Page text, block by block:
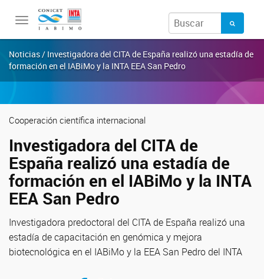
Toggle
Noticias / Investigadora del CITA de España realizó una estadía de
formación en el IABiMo y la INTA EEA San Pedro
Cooperación científica internacional
Investigadora del CITA de
España realizó una estadía de
formación en el IABiMo y la INTA
EEA San Pedro
Investigadora predoctoral del CITA de España realizó una
estadía de capacitación en genómica y mejora
biotecnológica en el IABiMo y la EEA San Pedro del INTA